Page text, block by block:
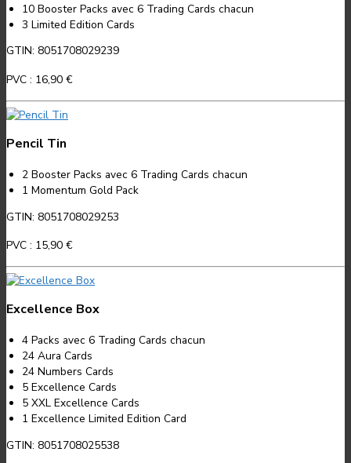
10 Booster Packs avec 6 Trading Cards chacun
3 Limited Edition Cards
GTIN: 8051708029239
PVC : 16,90 €
Pencil Tin
2 Booster Packs avec 6 Trading Cards chacun
1 Momentum Gold Pack
GTIN: 8051708029253
PVC : 15,90 €
Excellence Box
4 Packs avec 6 Trading Cards chacun
24 Aura Cards
24 Numbers Cards
5 Excellence Cards
5 XXL Excellence Cards
1 Excellence Limited Edition Card
GTIN: 8051708025538